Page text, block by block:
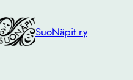
SuoNäpit ry